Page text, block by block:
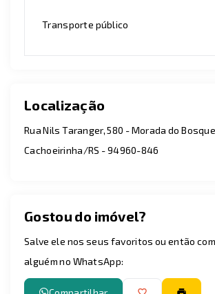
Transporte público
Localização
Rua Nils Taranger, 580 - Morada do
Cachoeirinha/RS - 94960-846
Gostou do imóvel?
Salve ele nos seus favoritos ou então
alguém no WhatsApp: